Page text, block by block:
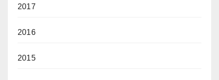
2017
2016
2015